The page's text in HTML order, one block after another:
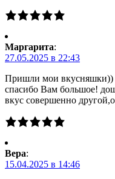
Маргарита:
27.05.2025 в 22:43
Пришли мои вкусняшки))
спасибо Вам большое!
вкус совершенно
Вера:
15.04.2025 в 14:46